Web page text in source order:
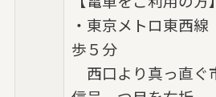
・東京メトロ東西
歩５分
西口より真っ直ぐ